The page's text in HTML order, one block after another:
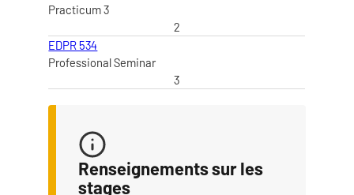
Practicum 3
2
EDPR 534
Professional Seminar
3
Renseignements sur les
stages